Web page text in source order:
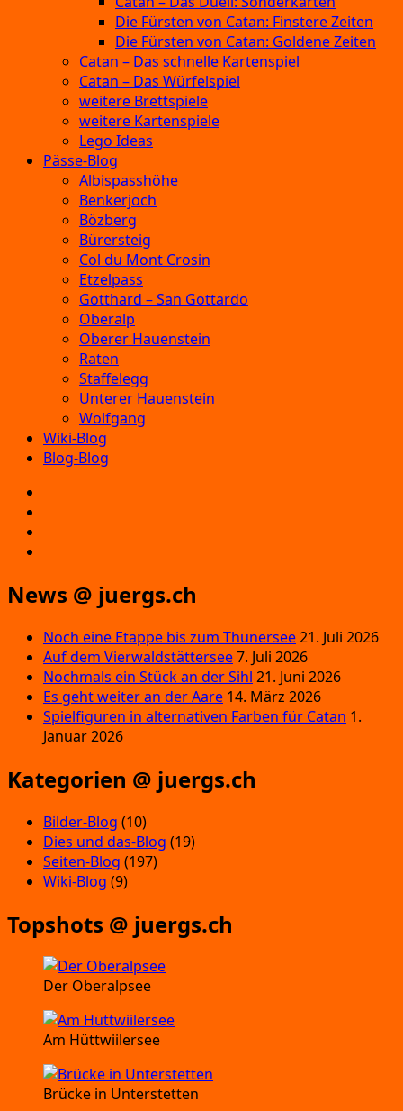
Die Fürsten von Catan: Finstere Zeiten
Die Fürsten von Catan: Goldene Zeiten
Catan – Das schnelle Kartenspiel
Catan – Das Würfelspiel
weitere Brettspiele
weitere Kartenspiele
Lego Ideas
Pässe-Blog
Albispasshöhe
Benkerjoch
Bözberg
Bürersteig
Col du Mont Crosin
Etzelpass
Gotthard – San Gottardo
Oberalp
Oberer Hauenstein
Raten
Staffelegg
Unterer Hauenstein
Wolfgang
Wiki-Blog
Blog-Blog
News @ juergs.ch
Noch eine Etappe bis zum Thunersee21. Juli 2026
Auf dem Vierwaldstättersee7. Juli 2026
Nochmals ein Stück an der Sihl 21. Juni 2026
Es geht weiter an der Aare 14. März 2026
Spielfiguren in alternativen Farben für Catan 1.
Januar 2026
Kategorien @ juergs.ch
Bilder-Blog (10)
Dies und das-Blog (19)
Seiten-Blog (197)
Wiki-Blog (9)
Topshots @ juergs.ch
Der Oberalpsee
Am Hüttwiilersee
Brücke in Unterstetten